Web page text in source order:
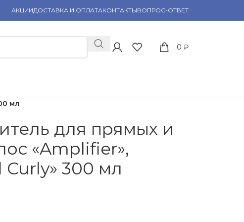
АКЦИИДОСТАВКА И ОПЛАТАКОНТАКТЫВОПРОС-ОТВЕТ
0 ₽
мл
для прямых и
«Amplifier»,
300 мл